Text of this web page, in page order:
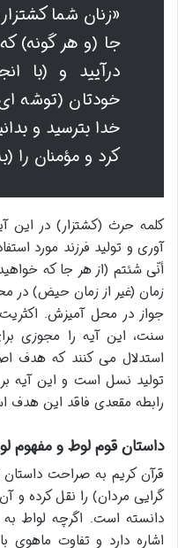
«زنان شما
جا (و هر گونه)
درآیید و (با
خودتان (توشه
خدا بترسید و
کرد و مؤمنان را
کلمه حرث (کشتزار) در این
آوری و تولید فرزند مورد
أنّى شئتم (از هر جا که
زمان (غیر از زمان حیض) در
جواز در محل آمیزش.
سنت، این آیه را مجوزی
استدلال می کنند که هدف
تولید نسل است و این آیه
رابطه مقعدی فاقد این هدف
داستان قوم لوط و مفهوم
قرآن کریم به صراحت
گرایی مردان) را نقل کرده و
دانسته است. اگرچه لواط
اشاره دارد و تفاوت